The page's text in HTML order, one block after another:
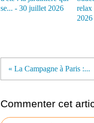
se... - 30 juillet 2026
relax
2026
« La Campagne à Paris :...
Commenter cet